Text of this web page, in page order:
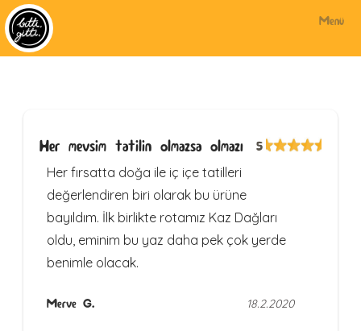
Menü
Her mevsim tatilin olmazsa olmazı 5
Her fırsatta doğa ile iç içe tatilleri
değerlendiren biri olarak bu ürüne
bayıldım. İlk birlikte rotamız Kaz Dağları
oldu, eminim bu yaz daha pek çok yerde
benimle olacak.
Merve G. 18.2.2020